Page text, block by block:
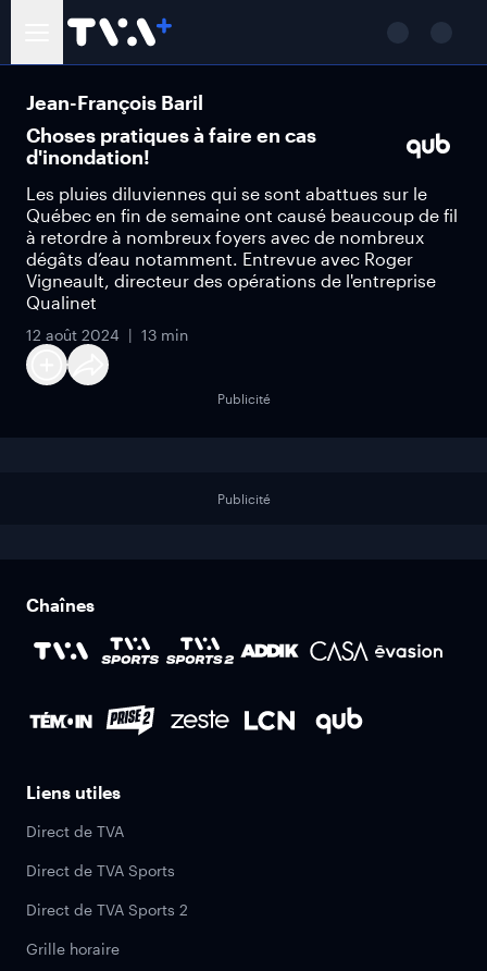
Jean-François Baril
Choses pratiques à faire en cas
d'inondation!
Les pluies diluviennes qui se sont abattues sur le
Québec en fin de semaine ont causé beaucoup de fil
à retordre à nombreux foyers avec de nombreux
dégâts d’eau notamment. Entrevue avec Roger
Vigneault, directeur des opérations de l'entreprise
Qualinet
12 août 2024 13 min
Publicité
Publicité
Chaînes
Liens utiles
Direct de TVA
Direct de TVA Sports
Direct de TVA Sports 2
Grille horaire